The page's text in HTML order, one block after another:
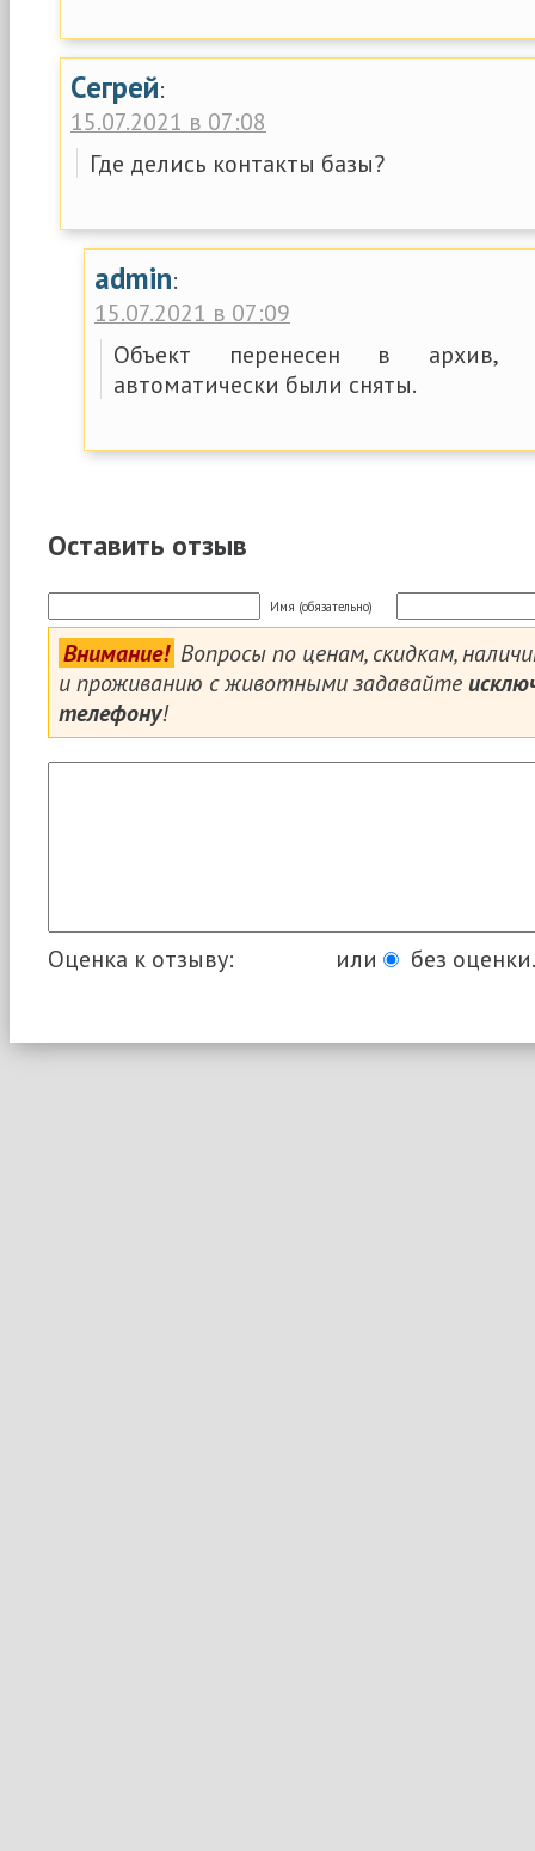
Сегрей:
15.07.2021 в 07:08
Где делись контакты базы?
admin:
15.07.2021 в 07:09
Объект перенесен в архив,
автоматически были сняты.
Оставить отзыв
Имя (обязательно)
Внимание! Вопросы по ценам, скидкам,
и проживанию с животными задавайте
телефону!
Оценка к отзыву: или без оценки.